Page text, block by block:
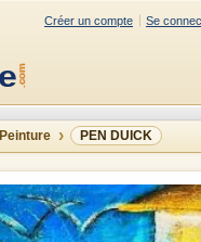
Créer un compte Se
Peinture PEN DUICK